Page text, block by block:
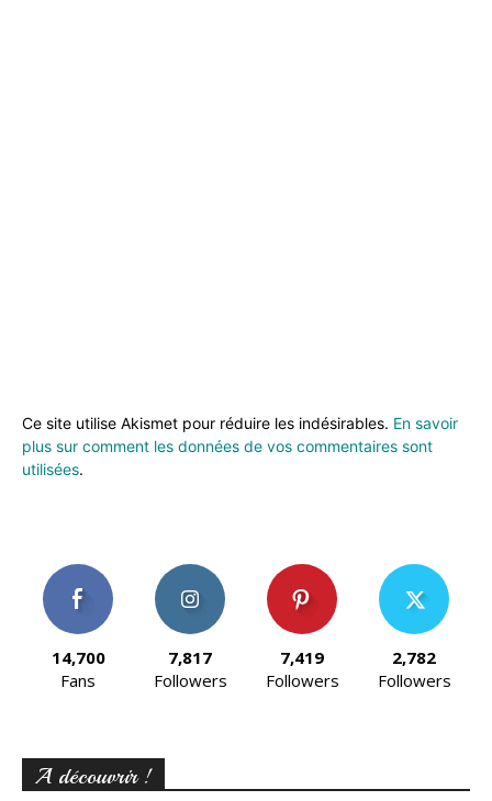
Ce site utilise Akismet pour réduire les indésirables. En savoir
plus sur comment les données de vos commentaires sont
utilisées.
14,700
Fans
7,817
Followers
7,419
Followers
2,782
Followers
A découvrir !